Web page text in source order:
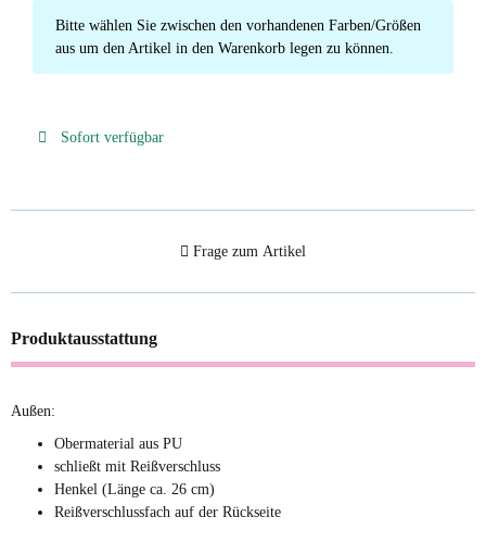
x
Bitte wählen Sie zwischen den vorhandenen Farben/Größen
aus um den Artikel in den Warenkorb legen zu können.
Sofort verfügbar
Frage zum Artikel
Produktausstattung
Außen:
Obermaterial aus PU
schließt mit Reißverschluss
Henkel (Länge ca. 26 cm)
Reißverschlussfach auf der Rückseite